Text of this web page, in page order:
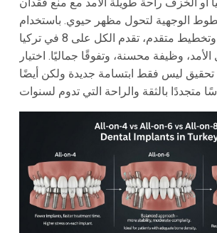
الوجهية لتحول مظهر حيوي. باستخدام
رعاية مهنية وتخطيط متقدم، تقدم الكل على 8 في تركيا
وظيفة محسنة، وتفوقًا جماليًا. اختيار
تحقيق ليس فقط ابتسامة جديدة ولكن أيضًا